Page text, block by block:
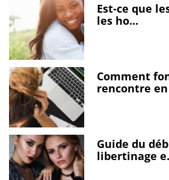
Est-ce que
les ho...
Comment
rencontre en
Guide du
libertinage